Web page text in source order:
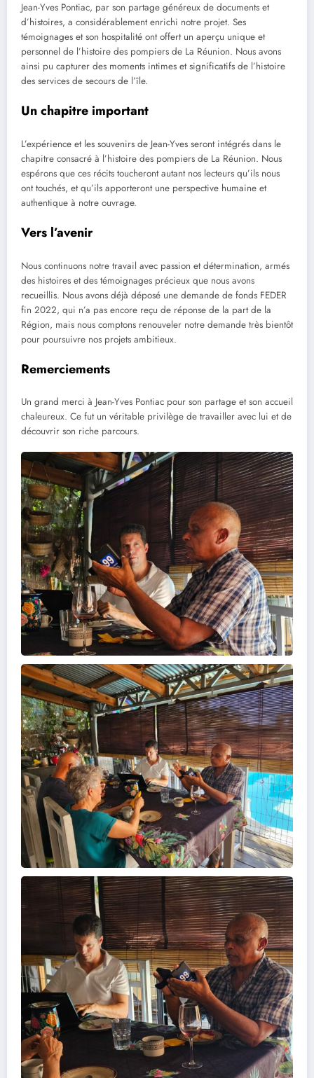
Jean-Yves Pontiac, par son partage généreux de documents et
d’histoires, a considérablement enrichi notre projet. Ses
témoignages et son hospitalité ont offert un aperçu unique et
personnel de l’histoire des pompiers de La Réunion. Nous avons
ainsi pu capturer des moments intimes et significatifs de l’histoire
des services de secours de l’île.
Un chapitre important
L’expérience et les souvenirs de Jean-Yves seront intégrés dans le
chapitre consacré à l’histoire des pompiers de La Réunion. Nous
espérons que ces récits toucheront autant nos lecteurs qu’ils nous
ont touchés, et qu’ils apporteront une perspective humaine et
authentique à notre ouvrage.
Vers l’avenir
Nous continuons notre travail avec passion et détermination, armés
des histoires et des témoignages précieux que nous avons
recueillis. Nous avons déjà déposé une demande de fonds FEDER
fin 2022, qui n’a pas encore reçu de réponse de la part de la
Région, mais nous comptons renouveler notre demande très bientôt
pour poursuivre nos projets ambitieux.
Remerciements
Un grand merci à Jean-Yves Pontiac pour son partage et son accueil
chaleureux. Ce fut un véritable privilège de travailler avec lui et de
découvrir son riche parcours.